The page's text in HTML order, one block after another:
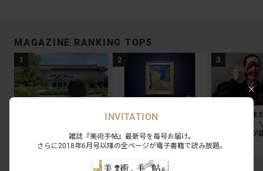
MAGAZINE RANKING TOP5
物館には「鮨会席 おく
乃」がオープン
NEWS
今週末に見たい展覧会ベス
ョン展から大ゴッホ展、ボ
ッティチェリまで
NEWS
「私たちはま
中にいる」。
ターリングが
抵抗の50年
SPECIAL
INVITATION
雑誌『美術手帖』最新号を毎号お届け。
さらに2018年6月号以降の全ページが電子書籍で読み放題。